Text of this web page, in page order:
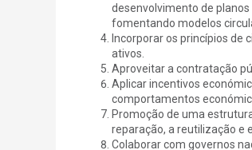
desenvolvimento de
fomentando modelos
Incorporar os princípios
ativos.
Aproveitar a contratação
Aplicar incentivos
comportamentos
Promoção de uma
reparação, a reutilização e
Colaborar com governos